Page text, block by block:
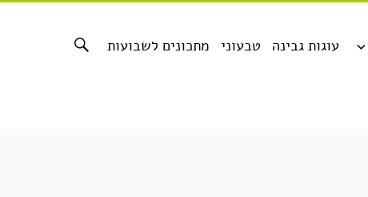
מתכונים לשבועות טבעוני עוגות גבינה